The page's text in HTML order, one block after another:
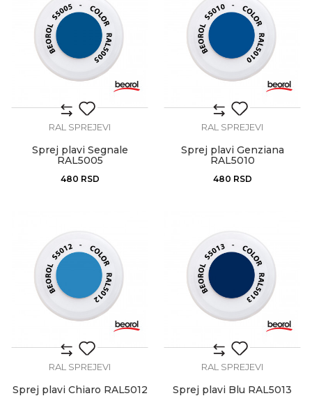
RAL SPREJEVI
Sprej plavi Segnale
RAL5005
480 RSD
RAL SPREJEVI
Sprej plavi Genziana
RAL5010
480 RSD
RAL SPREJEVI
Sprej plavi Chiaro RAL5012
RAL SPREJEVI
Sprej plavi Blu RAL5013